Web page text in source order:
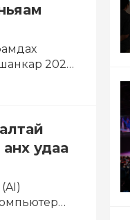
2026
удаа